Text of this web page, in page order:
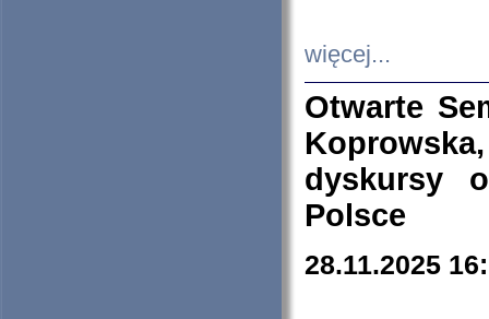
więcej...
Otwarte
dyskursy
Polsce
28.11.2025